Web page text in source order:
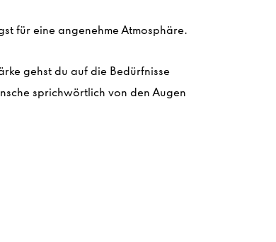
für eine angenehme Atmosphäre.
gehst du auf die Bedürfnisse
sprichwörtlich von den Augen